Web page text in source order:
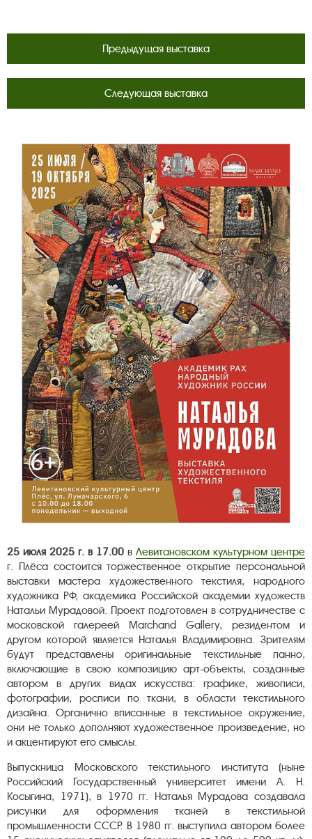
Предыдущая выставка
Следующая выставка
25 июля 2025 г. в 17.00 в Левитановском культурном центре
г. Плёса состоится торжественное открытие персональной
выставки мастера художественного текстиля, народного
художника РФ, академика Российской академии художеств
Натальи Мурадовой. Проект подготовлен в сотрудничестве с
московской галереей Marchand Gallery, резидентом и
другом которой является Наталья Владимировна. Зрителям
будут представлены оригинальные текстильные панно,
включающие в свою композицию арт-объекты, созданные
автором в других видах искусства: графике, живописи,
фотографии, росписи по ткани, в области текстильного
дизайна. Органично вписанные в текстильное окружение,
они не только дополняют художественное произведение, но
и акцентируют его смыслы.
Выпускница Московского текстильного института (ныне
Российский Государственный университет имени А. Н.
Косыгина, 1971), в 1970 гг. Наталья Мурадова создавала
рисунки для оформления тканей в текстильной
промышленности СССР. В 1980 гг. выступила автором более